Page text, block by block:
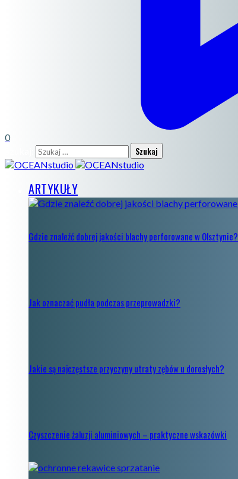
0
ARTYKUŁY
Gdzie znaleźć dobrej jakości blachy perforowane w Olsztynie?
Jak oznaczać pudła podczas przeprowadzki?
Jakie są najczęstsze przyczyny utraty zębów u dorosłych?
Czyszczenie żaluzji aluminiowych – praktyczne wskazówki